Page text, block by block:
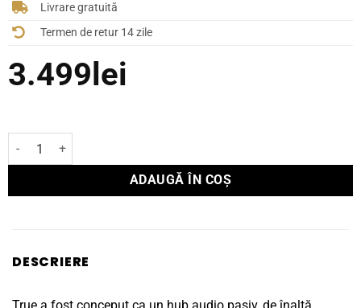
Livrare gratuită
Termen de retur 14 zile
3.499 lei
Cantitate Preamplificator Pasiv Lab12 TRUE
ADAUGĂ ÎN COȘ
DESCRIERE
True a fost conceput ca un hub audio pasiv, de înaltă